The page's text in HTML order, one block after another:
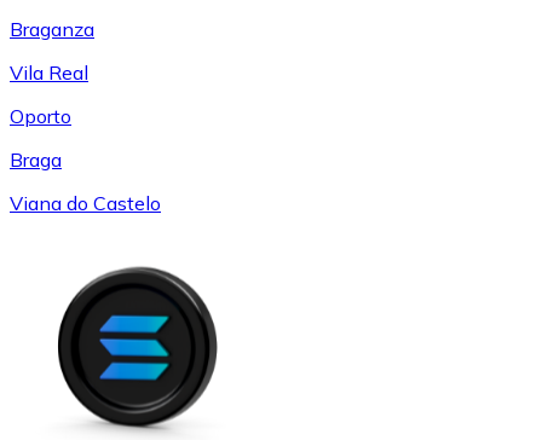
Braganza
Vila Real
Oporto
Braga
Viana do Castelo